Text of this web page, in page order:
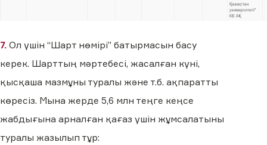
7. Ол үшін “Шарт нөмірі” батырмасын басу
керек. Шарттың мәртебесі, жасалған күні,
қысқаша мазмұны туралы және т.б. ақпаратты
көресіз. Мына жерде 5,6 млн теңге кеңсе
жабдығына арналған қағаз үшін жұмсалатыны
туралы жазылып тұр: